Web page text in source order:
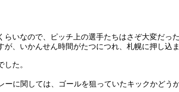
いなので、ピッチ上の選手たちはさぞ大変だっ
、いかんせん時間がたつにつれ、札幌に押し込
た。
に関しては、ゴールを狙っていたキックかどう